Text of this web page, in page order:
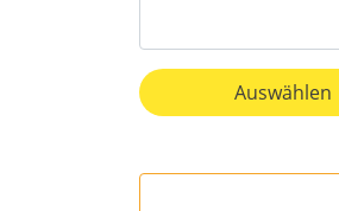
Auswählen